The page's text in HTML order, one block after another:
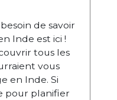
de savoir
Inde est ici !
tous les
vous
en Inde. Si
pour planifier